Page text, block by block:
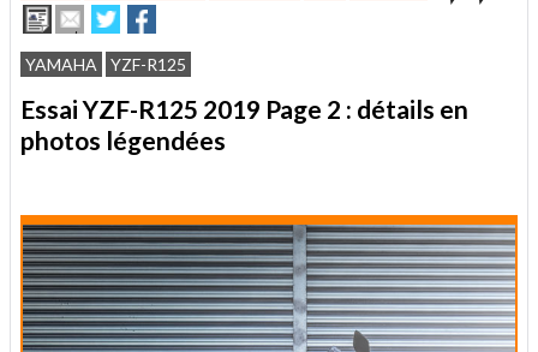
ImprimerEnvoyer
cet
article
à
un
ami
Partager
sur
Twitter
sur
Facebook
YAMAHA YZF-R125
Essai YZF-R125 2019 Page 2 : détails en
photos légendées